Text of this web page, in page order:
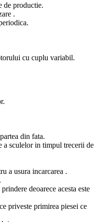
de productie.
.
cu cuplu variabil.
din fata.
a sculelor in timpul trecerii de
a usura incarcarea .
deoarece acesta este
priveste primirea piesei ce